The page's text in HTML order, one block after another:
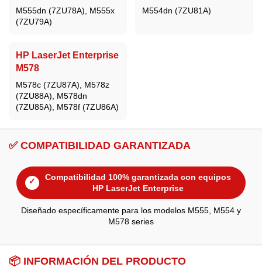
M555dn (7ZU78A), M555x
(7ZU79A)
M554dn (7ZU81A)
HP LaserJet Enterprise
M578
M578c (7ZU87A), M578z
(7ZU88A), M578dn
(7ZU85A), M578f (7ZU86A)
✅ COMPATIBILIDAD GARANTIZADA
✓
Compatibilidad 100% garantizada con equipos
HP LaserJet Enterprise
Diseñado específicamente para los modelos M555, M554 y
M578 series
📦 INFORMACIÓN DEL PRODUCTO